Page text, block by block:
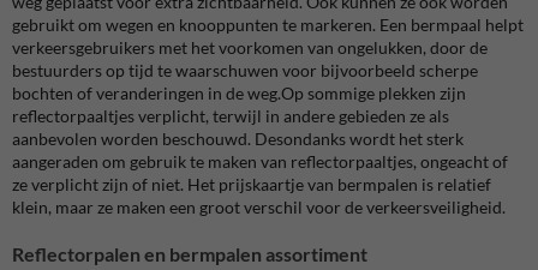
gebruikt om wegen en knooppunten te markeren. Een bermpaal helpt
verkeersgebruikers met het voorkomen van ongelukken, door de
bestuurders op tijd te waarschuwen voor bijvoorbeeld scherpe
bochten of veranderingen in de weg.Op sommige plekken zijn
reflectorpaaltjes verplicht, terwijl in andere gebieden ze als
aanbevolen worden beschouwd. Desondanks wordt het sterk
aangeraden om gebruik te maken van reflectorpaaltjes, ongeacht of
ze verplicht zijn of niet. Het prijskaartje van bermpalen is relatief
klein, maar ze maken een groot verschil voor de verkeersveiligheid.
Reflectorpalen en bermpalen assortiment